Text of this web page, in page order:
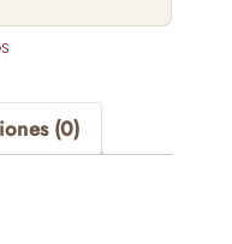
(0)